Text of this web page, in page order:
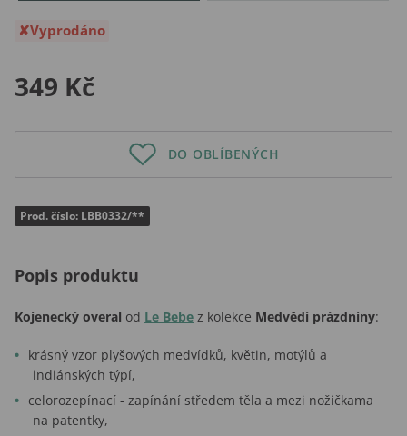
Vyprodáno
349 Kč
DO OBLÍBENÝCH
Prod. číslo: LBB0332/**
Popis produktu
Kojenecký overal od Le Bebe z kolekce Medvědí prázdniny:
krásný vzor plyšových medvídků, květin, motýlů a
indiánských týpí,
celorozepínací - zapínání středem těla a mezi nožičkama
na patentky,